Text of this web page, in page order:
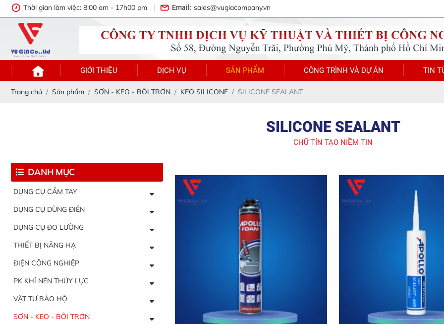
Thời gian làm việc: 8:00 am - 17h00 pm Email: sales@vugiacompany.vn
GIỚI THIỆU DỊCH VỤ SẢN PHẨM CÔNG TRÌNH VÀ DỰ ÁN TIN
Trang chủ Sản phẩm SƠN - KEO - BÔI TRƠN KEO SILICONE SILICONE SEALANT
SILICONE SEALANT
CHỮ TÍN TẠO NIỀM TIN
DANH MỤC
DỤNG CỤ CẦM TAY
DỤNG CỤ DÙNG ĐIỆN
DỤNG CỤ ĐO LƯỜNG
THIẾT BỊ NÂNG HẠ
ĐIỆN CÔNG NGHIỆP
PK KHÍ NÉN THỦY LỰC
VẬT TƯ BẢO HỘ
SƠN - KEO - BÔI TRƠN